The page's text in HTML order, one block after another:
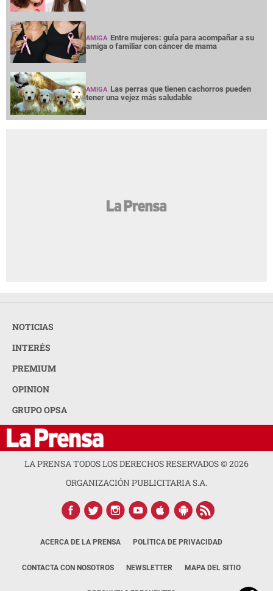
AMIGA Entre mujeres: guía para acompañar a su
amiga o familiar con cáncer de mama
AMIGA Las perras que tienen cachorros pueden
tener una vejez más saludable
NOTICIAS
INTERÉS
PREMIUM
OPINION
GRUPO OPSA
LA PRENSA TODOS LOS DERECHOS RESERVADOS ©2026
ORGANIZACIÓN PUBLICITARIA S.A.
ACERCA DE LA PRENSA POLÍTICA DE PRIVACIDAD
CONTACTA CON NOSOTROS NEWSLETTER MAPA DEL SITIO